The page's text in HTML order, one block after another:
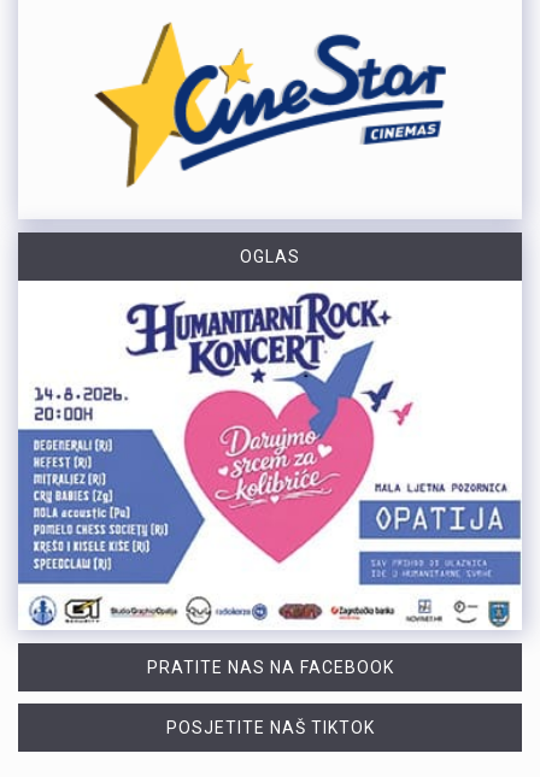
OGLAS
PRATITE NAS NA FACEBOOK
POSJETITE NAŠ TIKTOK